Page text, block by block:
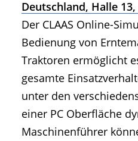
Deutschland, Halle
Der CLAAS Online-
Bedienung von
Traktoren ermöglicht
gesamte
unter den
einer PC Oberfläche
Maschinenführer